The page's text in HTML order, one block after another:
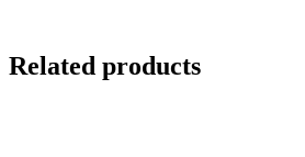
Related products